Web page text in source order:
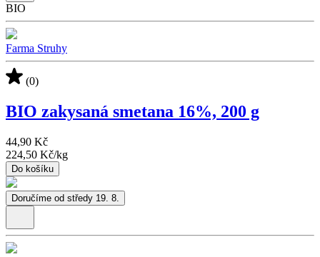
BIO
Farma Struhy
(0)
BIO zakysaná smetana 16%, 200 g
44,90 Kč
224,50 Kč/kg
Do košíku
Doručíme od středy 19. 8.